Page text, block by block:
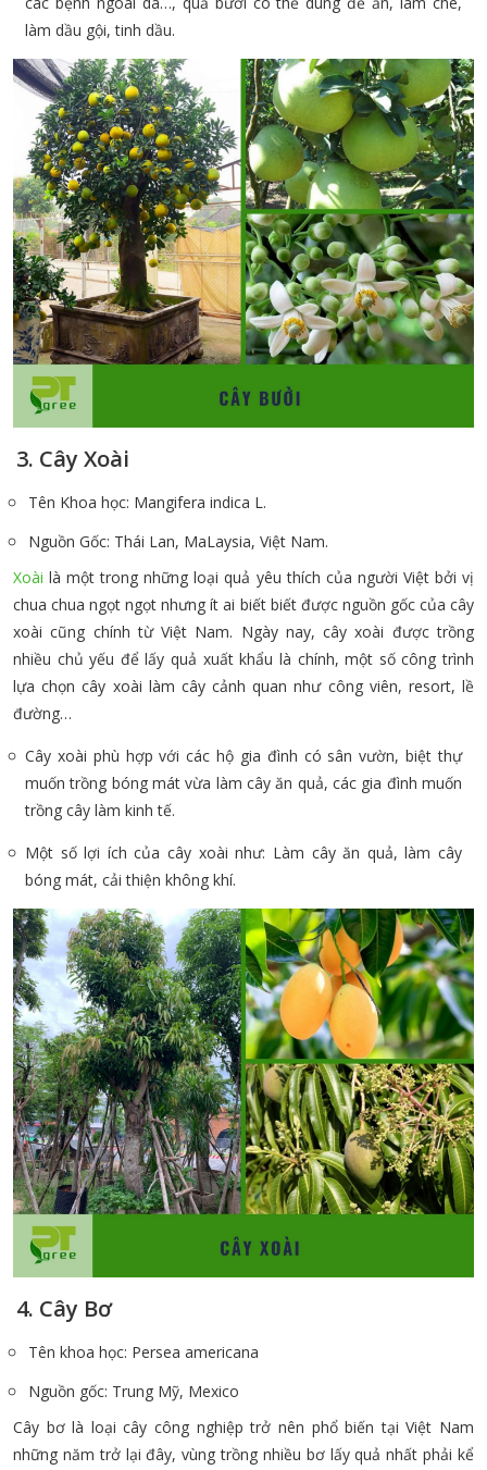
làm dầu gội, tinh dầu.
3. Cây Xoài
Tên Khoa học: Mangifera indica L.
Nguồn Gốc: Thái Lan, MaLaysia, Việt Nam.
Xoài là một trong những loại quả yêu thích của người Việt bởi vị
chua chua ngọt ngọt nhưng ít ai biết biết được nguồn gốc của cây
xoài cũng chính từ Việt Nam. Ngày nay, cây xoài được trồng
nhiều chủ yếu để lấy quả xuất khẩu là chính, một số công trình
lựa chọn cây xoài làm cây cảnh quan như công viên, resort, lề
đường…
Cây xoài phù hợp với các hộ gia đình có sân vườn, biệt thự
muốn trồng bóng mát vừa làm cây ăn quả, các gia đình muốn
trồng cây làm kinh tế.
Một số lợi ích của cây xoài như: Làm cây ăn quả, làm cây
bóng mát, cải thiện không khí.
4. Cây Bơ
Tên khoa học: Persea americana
Nguồn gốc: Trung Mỹ, Mexico
Cây bơ là loại cây công nghiệp trở nên phổ biến tại Việt Nam
những năm trở lại đây, vùng trồng nhiều bơ lấy quả nhất phải kể